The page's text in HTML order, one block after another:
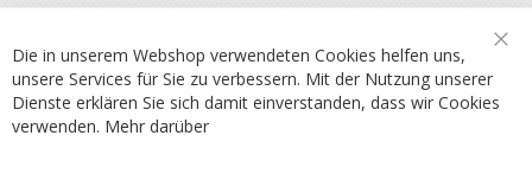
Die in unserem Webshop verwendeten Cookies helfen uns,
unsere Services für Sie zu verbessern. Mit der Nutzung unserer
Dienste erklären Sie sich damit einverstanden, dass wir Cookies
verwenden. Mehr darüber